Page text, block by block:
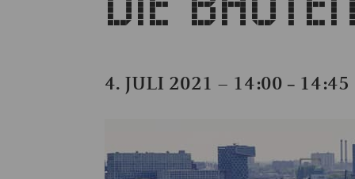
4. JULI 2021 – 14:00 – 14:45